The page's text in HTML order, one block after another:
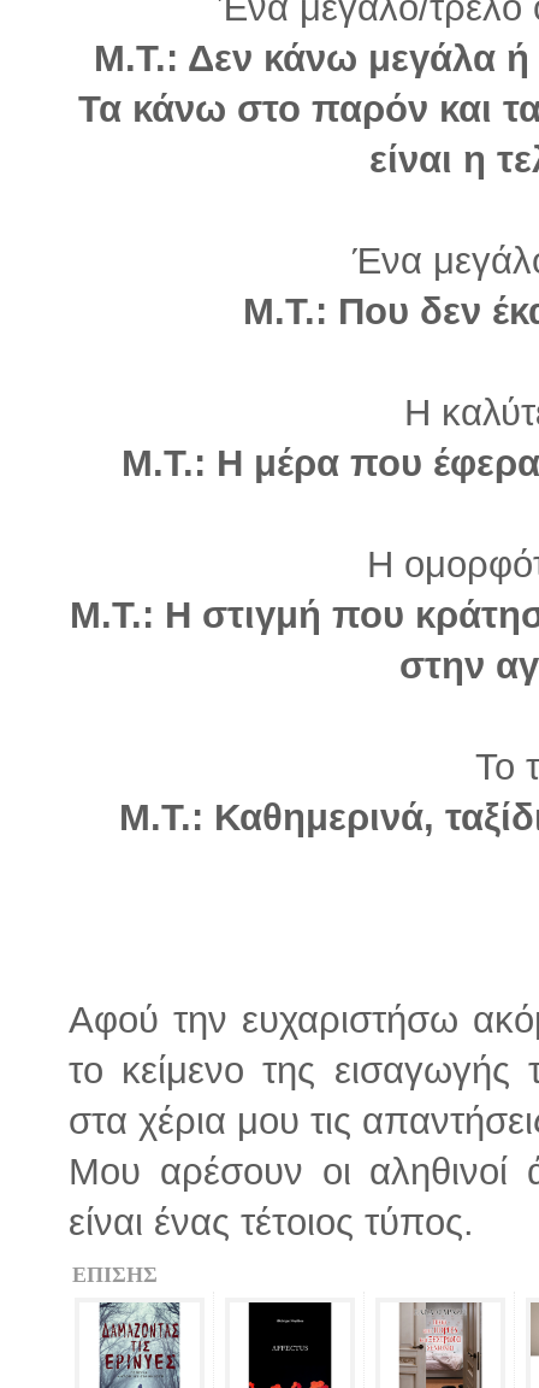
Μ.Τ.: Δεν κάνω μεγάλα ή
Τα κάνω στο παρόν και
είναι η
Ένα
Μ.Τ.: Που δεν
Η
Μ.Τ.: Η μέρα που
Η
Μ.Τ.: Η στιγμή που
στην
Το
Μ.Τ.: Καθημερινά,
Αφού την ευχαριστήσω
το κείμενο της
στα χέρια μου τις
Μου αρέσουν οι αληθινοί
είναι ένας τέτοιος τύπος.
ΕΠΙΣΗΣ